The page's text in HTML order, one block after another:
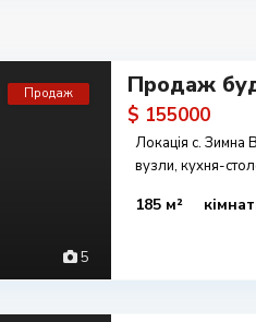
5
Продаж Продаж
$ 155000
Локація с. Зимна
вузли, кухня-
185 м²